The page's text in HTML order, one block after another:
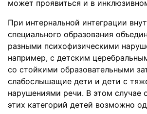
может проявиться и в
При интернальной интеграции
специального образования
разными психофизическими
например, с детским
со стойкими образовательными
слабослышащие дети и дети с
нарушениями речи. В этом случае
этих категорий детей возможно